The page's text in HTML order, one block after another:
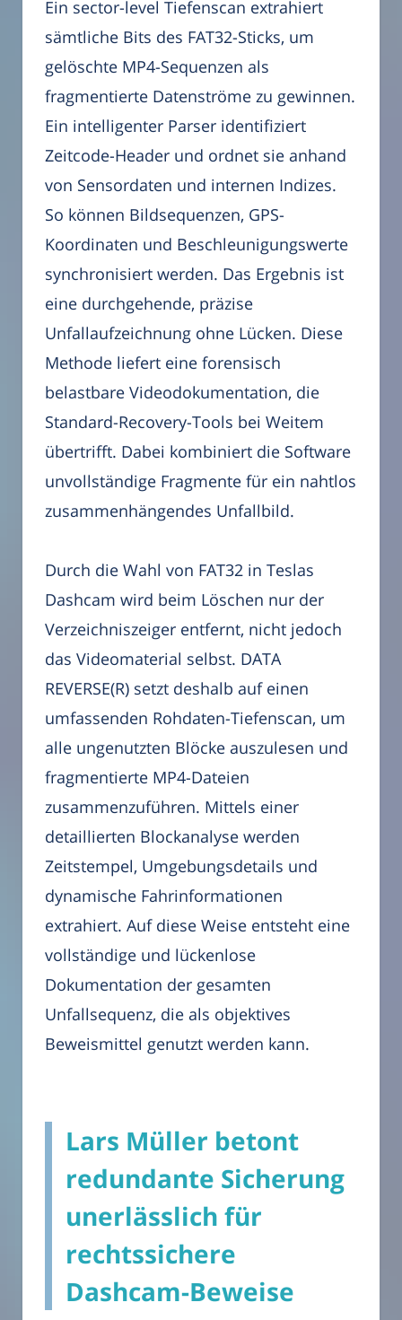
Ein sector-level Tiefenscan extrahiert
sämtliche Bits des FAT32-Sticks, um
gelöschte MP4-Sequenzen als
fragmentierte Datenströme zu gewinnen.
Ein intelligenter Parser identifiziert
Zeitcode-Header und ordnet sie anhand
von Sensordaten und internen Indizes.
So können Bildsequenzen, GPS-
Koordinaten und Beschleunigungswerte
synchronisiert werden. Das Ergebnis ist
eine durchgehende, präzise
Unfallaufzeichnung ohne Lücken. Diese
Methode liefert eine forensisch
belastbare Videodokumentation, die
Standard-Recovery-Tools bei Weitem
übertrifft. Dabei kombiniert die Software
unvollständige Fragmente für ein nahtlos
zusammenhängendes Unfallbild.
Durch die Wahl von FAT32 in Teslas
Dashcam wird beim Löschen nur der
Verzeichniszeiger entfernt, nicht jedoch
das Videomaterial selbst. DATA
REVERSE(R) setzt deshalb auf einen
umfassenden Rohdaten-Tiefenscan, um
alle ungenutzten Blöcke auszulesen und
fragmentierte MP4-Dateien
zusammenzuführen. Mittels einer
detaillierten Blockanalyse werden
Zeitstempel, Umgebungsdetails und
dynamische Fahrinformationen
extrahiert. Auf diese Weise entsteht eine
vollständige und lückenlose
Dokumentation der gesamten
Unfallsequenz, die als objektives
Beweismittel genutzt werden kann.
Lars Müller betont
redundante Sicherung
unerlässlich für
rechtssichere
Dashcam-Beweise